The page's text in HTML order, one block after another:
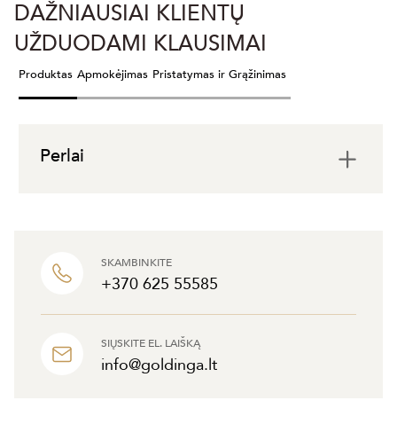
SKAMBINKITE
+370 625 55585
SIŲSKITE EL. LAIŠKĄ
info@goldinga.lt
DAŽNIAUSIAI KLIENTŲ
UŽDUODAMI KLAUSIMAI
Produktas Apmokėjimas Pristatymas ir Grąžinimas
Perlai